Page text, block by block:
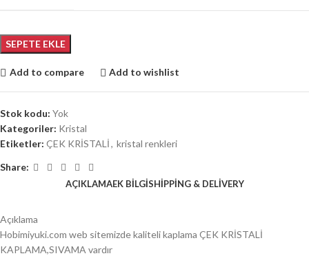
SEPETE EKLE
Add to compare Add to wishlist
Stok kodu: Yok
Kategoriler: Kristal
Etiketler: ÇEK KRİSTALİ, kristal renkleri
Share:
AÇIKLAMAEK BILGISHIPPING & DELIVERY
Açıklama
Hobimiyuki.com web sitemizde kaliteli kaplama ÇEK KRİSTALİ
KAPLAMA,SIVAMA vardır